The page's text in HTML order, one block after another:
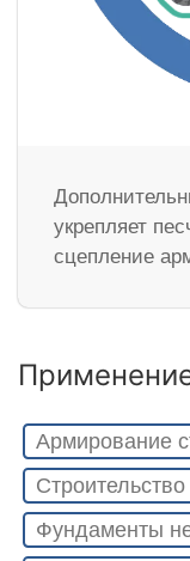
укрепляет
сцепление
Армирование
Фундаменты